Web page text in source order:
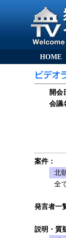
HOME
開会
会議
案件：
北
全
発言者一
説明・質